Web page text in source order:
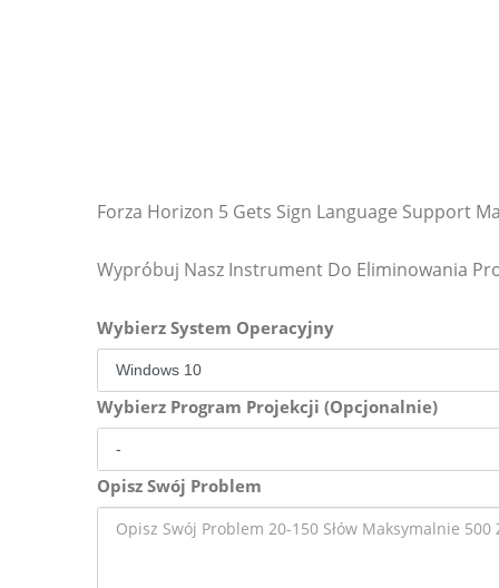
Forza Horizon 5 Gets Sign Language Support
Wypróbuj Nasz Instrument Do Eliminowania
Wybierz System Operacyjny
Wybierz Program Projekcji (Opcjonalnie)
Opisz Swój Problem